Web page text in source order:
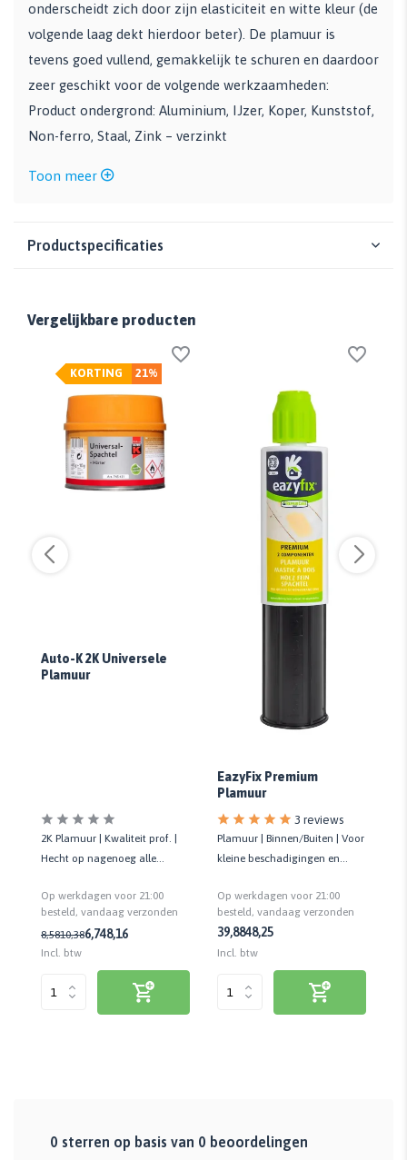
onderscheidt zich door zijn elasticiteit en witte kleur (de
volgende laag dekt hierdoor beter). De plamuur is
tevens goed vullend, gemakkelijk te schuren en daardoor
zeer geschikt voor de volgende werkzaamheden:
Product ondergrond: Aluminium, IJzer, Koper, Kunststof,
Non-ferro, Staal, Zink – verzinkt
Toon meer
Productspecificaties
Vergelijkbare producten
21%
KORTING
Auto-K 2K Universele
Plamuur
2K Plamuur | Kwaliteit prof. |
Hecht op nagenoeg alle
Op werkdagen voor 21:00
besteld, vandaag verzonden
8,5810,386,748,16
Incl. btw
EazyFix Premium
Plamuur
3 reviews
Plamuur | Binnen/Buiten | Voor
kleine beschadigingen en
Op werkdagen voor 21:00
besteld, vandaag verzonden
39,8848,25
Incl. btw
0 sterren op basis van 0 beoordelingen